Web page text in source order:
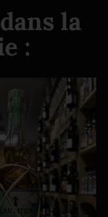
la
: